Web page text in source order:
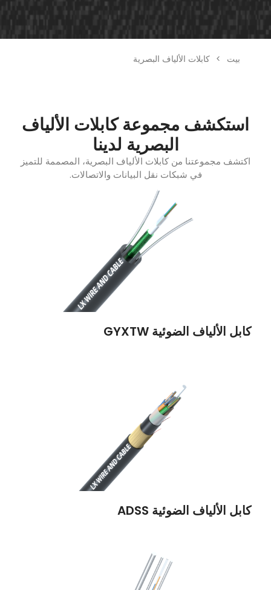
بيت > كابلات الألياف البصرية
استكشف مجموعة كابلات الألياف
البصرية لدينا
اكتشف مجموعتنا من كابلات الألياف البصرية، المصممة للتميز
في شبكات نقل البيانات والاتصالات.
كابل الألياف الضوئية GYXTW
كابل الألياف الضوئية ADSS